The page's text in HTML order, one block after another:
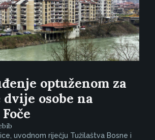
optuženom za
osobe na
uvodnom riječju Tužilaštva Bosne i